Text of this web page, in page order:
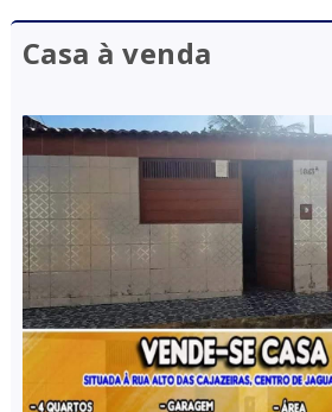
Casa à venda